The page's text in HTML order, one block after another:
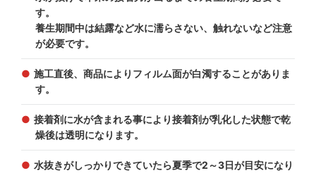
す。
養生期間中は結露など水に濡らさない、触れないなど注意
が必要です。
施工直後、商品によりフィルム面が白濁することがありま
す。
接着剤に水が含まれる事により接着剤が乳化した状態で乾
燥後は透明になります。
水抜きがしっかりできていたら夏季で2～3日が目安になり